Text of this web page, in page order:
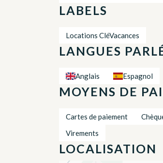
LABELS
Locations CléVacances
LANGUES
Anglais Espagnol
MOYENS DE
Cartes de paiement
Virements
LOCALISATION